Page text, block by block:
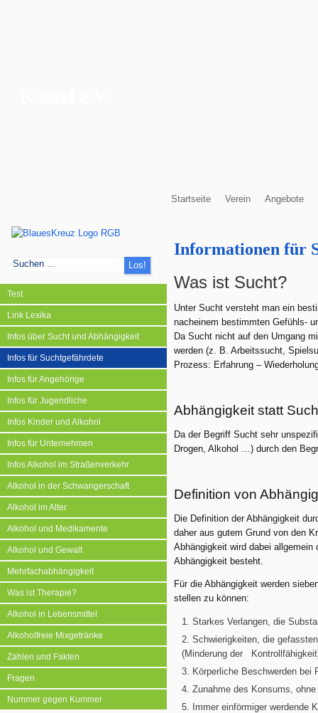
Startseite Verein Angebote
Test
Link Lexika
Infos über Sucht und Abhängigkeit
Infos für Suchtgefährdete
Infos für Angehörige
Infos für Jugendliche
Infos Kinder und Alkohol
Infos für Unternehmen
Infos Alkohol im Straßenverkehr
Alkohol in der Schwangerschaft
Alkohol im Alter
Alkohol und Medikamente
Alkohol und Gewalt
Mehrfachabhängigkeit
Was ist Therapie?
Alkohol in Lebensmittel
Alkoholfreie Mixgetränke
Zahlen und Fakten
Fragen
Nummer gegen Kummer
Informationen für
Was ist Sucht?
Unter Sucht versteht man ein
nacheinem bestimmten Gefühls-
Da Sucht nicht auf den Umgang
werden (z. B. Arbeitssucht,
Prozess: Erfahrung –
Abhängigkeit statt
Da der Begriff Sucht sehr
Drogen, Alkohol …) durch den
Definition von
Die Definition der Abhängigkeit
daher aus gutem Grund von den
Abhängigkeit wird dabei
Abhängigkeit besteht.
Für die Abhängigkeit werden
stellen zu können:
Starkes Verlangen, die
Schwierigkeiten, die
(Minderung der
Körperliche Beschwerden bei
Zunahme des Konsums,
Immer einförmiger werdende